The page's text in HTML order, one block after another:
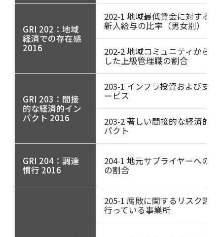
GRI 202：地域
経済での存在感
2016
202-1 地域最低賃金に対する
新人給与の比率（男女別）
202-2 地域コミュニティから採
した上級管理職の割合
GRI 203：間接
的な経済的イン
パクト 2016
203-1 インフラ投資および支援
ービス
203-2 著しい間接的な経済的
パクト
GRI 204：調達
慣行 2016
204-1 地元サプライヤーへの支
の割合
205-1 腐敗に関するリスク評
行っている事業所